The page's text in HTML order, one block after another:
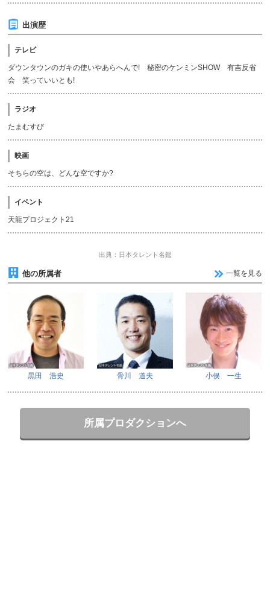
出演歴
テレビ
ダウンタウンのガキの使いやあらへんで! 秘密のケンミンSHOW 有吉反省
会 笑っていいとも!
ラジオ
たまむすび
映画
そちらの空は、どんな空ですか?
イベント
天龍プロジェクト21
出典：日本タレント名鑑
他の所属者 一覧を見る
黒田 浩史 骨川 道夫 小俣 一生
所属プロダクションへ